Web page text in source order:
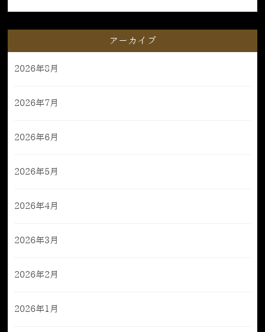
アーカイブ
2026年8月
2026年7月
2026年6月
2026年5月
2026年4月
2026年3月
2026年2月
2026年1月